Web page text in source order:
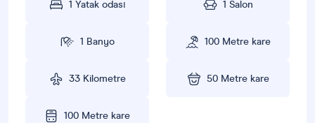
1 Yatak odası 1 Salon
1 Banyo 100 Metre kare
33 Kilometre 50 Metre kare
100 Metre kare